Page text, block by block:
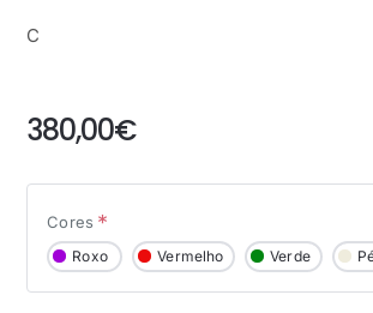
C
380,00€
Cores
Roxo Vermelho Verde